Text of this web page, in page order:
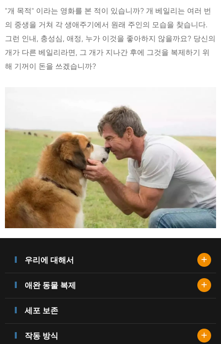
"개 목적" 이라는 영화를 본 적이 있습니까? 개 베일리는 여러 번
의 중생을 거쳐 각 생애주기에서 원래 주인의 모습을 찾습니다.
그런 인내, 충성심, 애정, 누가 이것을 좋아하지 않을까요? 당신의
개가 다른 베일리라면, 그 개가 지나간 후에 그것을 복제하기 위
해 기꺼이 돈을 쓰겠습니까?
우리에 대해서 +
애완 동물 복제 +
세포 보존
작동 방식 +